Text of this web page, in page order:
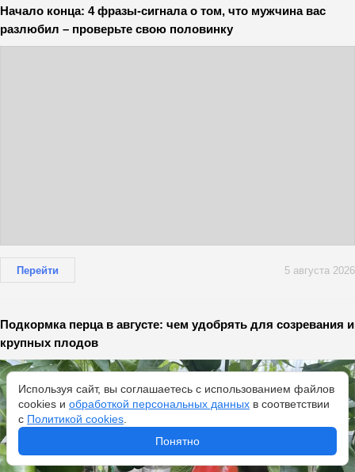
Начало конца: 4 фразы-сигнала о том, что мужчина вас
разлюбил – проверьте свою половинку
Перейти 5 августа 2026
Подкормка перца в августе: чем удобрять для созревания и
крупных плодов
Используя сайт, вы соглашаетесь с использованием файлов
cookies и обработкой персональных данных в соответствии
с Политикой cookies
Понятно